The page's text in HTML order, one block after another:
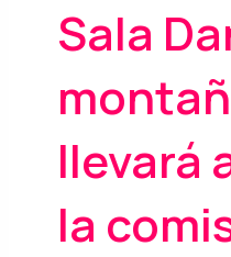
Sala
llevará
la